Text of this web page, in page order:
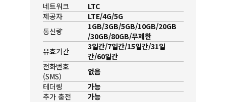
네트워크
LTC
제공자
LTE/4G/5G
통신량
1GB/3GB/5GB/10GB/20GB
/30GB/80GB/무제한
유효기간
3일간/7일간/15일간/31일
간/60일간
전화번호
(SMS)
없음
테더링
가능
추가 충전
가능